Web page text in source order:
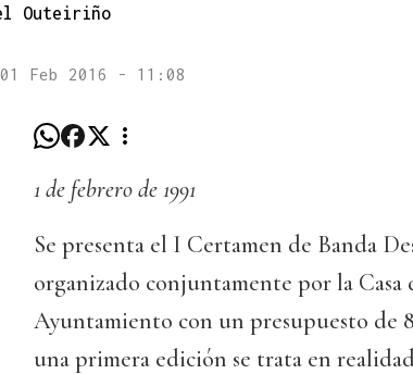
Outeiriño
01 Feb 2016 - 11:08
1 de febrero de 1991
Se presenta el I Certamen de Banda
organizado conjuntamente por la Casa
Ayuntamiento con un presupuesto de
una primera edición se trata en